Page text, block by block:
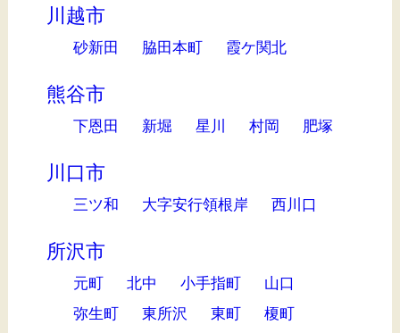
川越市
砂新田 脇田本町 霞ケ関北
熊谷市
下恩田 新堀 星川 村岡 肥塚
川口市
三ツ和 大字安行領根岸 西川口
所沢市
元町 北中 小手指町
山口
弥生町
東所沢 東町
榎町